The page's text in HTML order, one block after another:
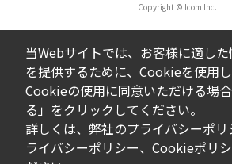
ダウンロードした取扱説明書お
べての掲載物の変更は一切行
い。お客様による内容の変更
の欠陥が生じたとしても、弊社
証をいたしません。また、内
果、万一お客様に損害が生じ
社及び販売店等は一切の責任
Copyright © Icom Inc.
当Webサイトでは、お客様に適し
を提供するために、Cookieを使用し
Cookieの使用に同意いただける場
る」をクリックしてください。
詳しくは、弊社のプライバシーポリ
ライバシーポリシー、 Cookieポリ